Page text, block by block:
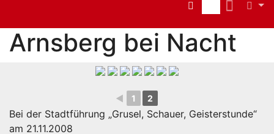
Arnsberg bei Nacht
◄ 1 2
Bei der Stadtführung „Grusel, Schauer, Geisterstunde“
am 21.11.2008